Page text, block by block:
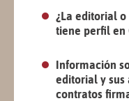
¿La editorial
tiene perfil en
Información
editorial y sus
contratos